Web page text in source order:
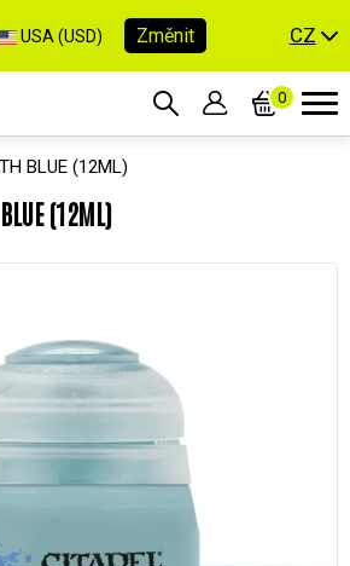
USA (USD) Změnit CZ
0
BLUE (12ML)
(12ML)